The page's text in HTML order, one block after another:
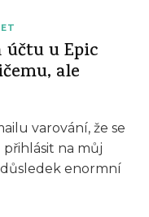
u Epic
ale
varování, že se
na můj
enormní